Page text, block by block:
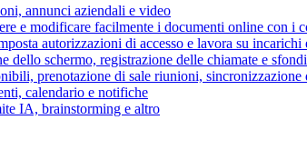
annunci aziendali e video
e modificare facilmente i documenti online con i
autorizzazioni di accesso e lavora su incarichi
dello schermo, registrazione delle chiamate e
prenotazione di sale riunioni, sincronizzazione
calendario e notifiche
IA, brainstorming e altro